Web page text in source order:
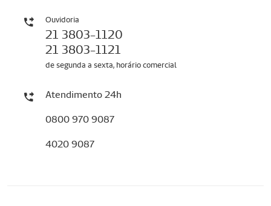
Ouvidoria
21 3803-1120
21 3803-1121
de segunda a sexta, horário comercial
Atendimento 24h
0800 970 9087
4020 9087